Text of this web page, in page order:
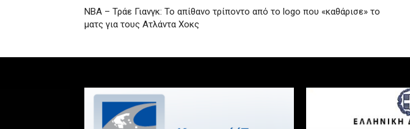
NBA – Τράε Γιανγκ: Το απίθανο τρίποντο από το logo που «καθάρισε» το
ματς για τους Ατλάντα Χοκς